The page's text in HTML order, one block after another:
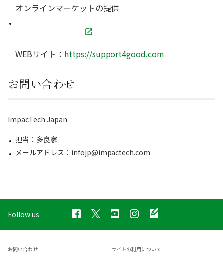
オンラインマーケットの提供
WEBサイト： https://support4good.com
お問い合わせ
ImpacTech Japan
担当：多良家
メールアドレス：infojp@impactech.com
Follow us
お問い合わせ サイトの利用について